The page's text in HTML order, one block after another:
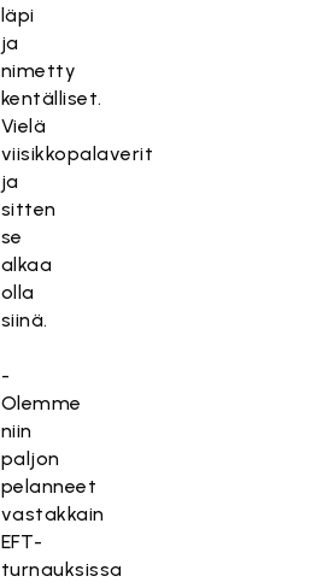
läpi
ja
nimetty
kentälliset.
Vielä
viisikkopalaverit
ja
sitten
se
alkaa
olla
siinä.
-
Olemme
niin
paljon
pelanneet
vastakkain
EFT-
turnauksissa